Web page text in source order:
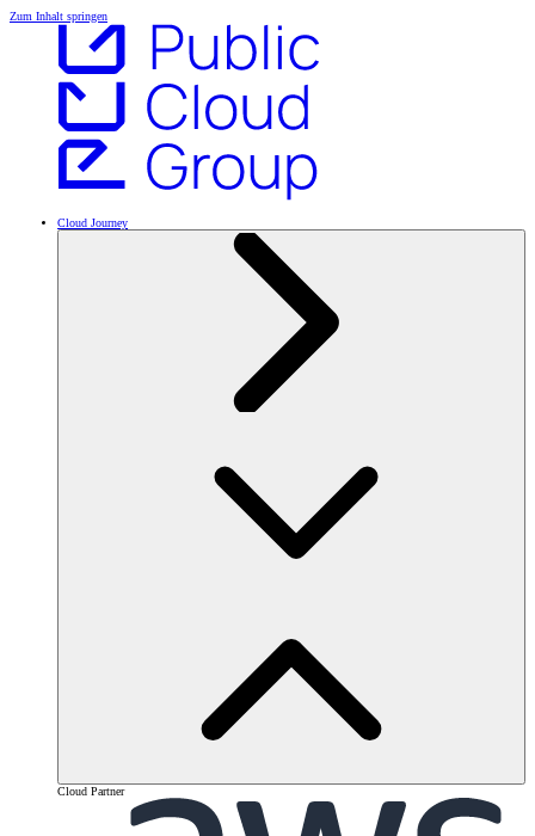
Zum Inhalt springen
Cloud Journey
Cloud Partner